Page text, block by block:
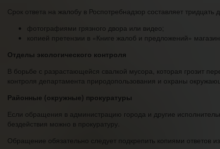
Срок ответа на жалобу в Роспотребнадзор составляет
фотографиями грязного двора или видео;
копией претензии в «Книге жалоб и предложений»
Отделы экологического контроля
В борьбе с разрастающейся свалкой мусора, которая грозит
контроля департамента природопользования и охраны
Районные (окружные) прокуратуры
Если обращения в администрацию города и другие
бездействия можно в прокуратуру.
Обращение обязательно следует подкрепить копиями ответов